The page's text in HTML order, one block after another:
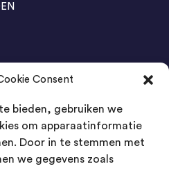
Consent
bieden, gebruiken we
om apparaatinformatie
Door in te stemmen met
we gegevens zoals
Winterswijk